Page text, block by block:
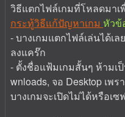
วิธีแตกไฟล์เกมที่โหลดมาเ
กระทู้วิธีแก้ปัญหาเกม หัวข้
- บางเกมแตกไฟล์เล่นได้เ
ลงแคร๊ก
- ตั้งชื่อแฟ้มเกมสั้นๆ ห้ามเ
wnloads, จอ Desktop เพ
บางเกมจะเปิดไม่ได้หรือเซ